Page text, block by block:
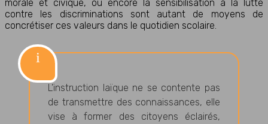
morale et civique, ou encore la sensibilisation à la lutte
contre les discriminations sont autant de moyens de
concrétiser ces valeurs dans le quotidien scolaire.
L’instruction laïque ne se contente pas
de transmettre des connaissances, elle
vise à former des citoyens éclairés,